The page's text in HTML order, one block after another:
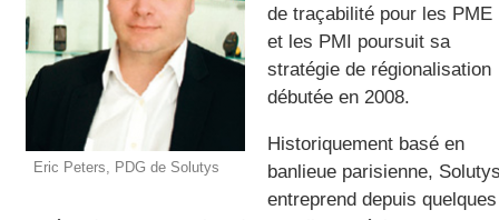
gratuite
Eric Peters, PDG de Solutys
de traçabilité pour les PME
et les PMI poursuit sa
stratégie de régionalisation
débutée en 2008.
Historiquement basé en
banlieue parisienne,
entreprend depuis quelques